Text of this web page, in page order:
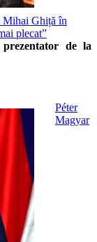
Mihai Ghiță în
plecat”
de la
Péter
Magyar